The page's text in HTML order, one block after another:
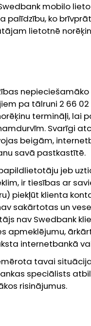
mobilo
palīdzību, ko
lietotnē
pa tālruni 2 66 02
termināļi, lai
Svarīgi
beigām,
savā pastkastītē.
jeb
ir tiesības ar
piekļūt klienta
sakārtotas un
nav Swedbank
apmeklējumu,
internetbankā
tavai
speciālists
risinājumus.